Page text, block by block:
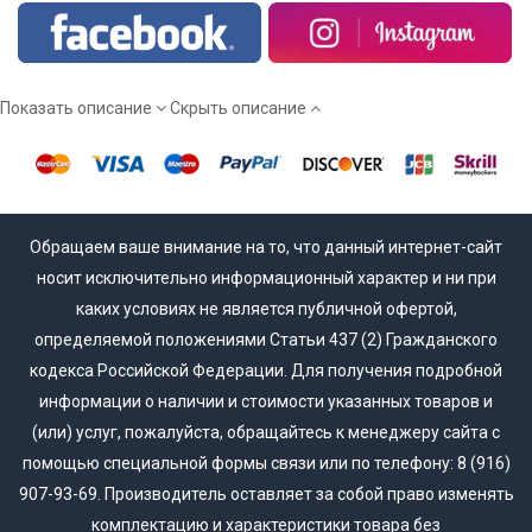
для себя оптимальную модель - звоните нашим менеджерам.
Мы работаем напрямую от производителя, а потому вы
недорого!
Показать описание Скрыть описание
Обращаем ваше внимание на то, что данный интернет-сайт
носит исключительно информационный характер и ни при
каких условиях не является публичной офертой,
определяемой положениями Статьи 437 (2) Гражданского
кодекса Российской Федерации. Для получения подробной
информации о наличии и стоимости указанных товаров и
(или) услуг, пожалуйста, обращайтесь к менеджеру сайта с
помощью специальной формы связи или по телефону: 8 (916)
907-93-69. Производитель оставляет за собой право изменять
комплектацию и характеристики товара без